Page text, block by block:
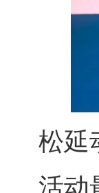
松延
活动